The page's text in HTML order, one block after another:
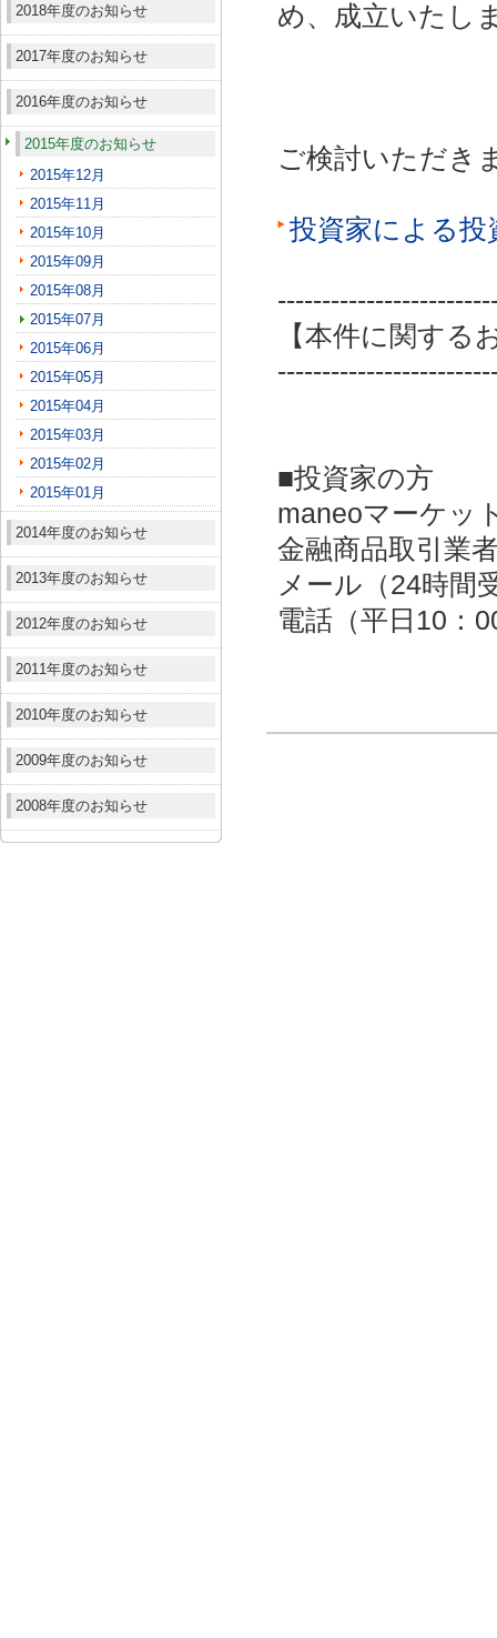
2018年度のお知らせ
2017年度のお知らせ
2016年度のお知らせ
2015年度のお知らせ
2015年12月
2015年11月
2015年10月
2015年09月
2015年08月
2015年07月
2015年06月
2015年05月
2015年04月
2015年03月
2015年02月
2015年01月
2014年度のお知らせ
2013年度のお知らせ
2012年度のお知らせ
2011年度のお知らせ
2010年度のお知らせ
2009年度のお知らせ
2008年度のお知らせ
め、成立いたし
ご検討いただき
投資家による
【本件に関する
■投資家の方
maneoマーケッ
金融商品取引業
メール（24時間
電話（平日10：